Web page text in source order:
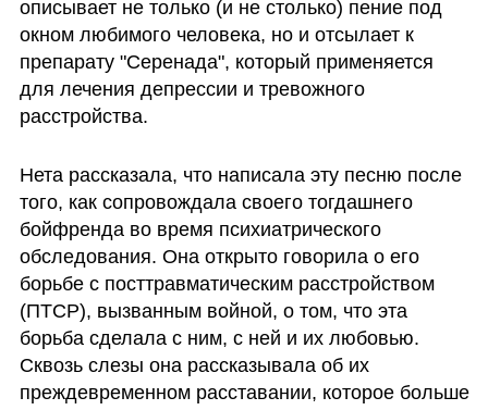
описывает не только (и не столько) пение под
окном любимого человека, но и отсылает к
препарату "Серенада", который применяется
для лечения депрессии и тревожного
расстройства.
Нета рассказала, что написала эту песню после
того, как сопровождала своего тогдашнего
бойфренда во время психиатрического
обследования. Она открыто говорила о его
борьбе с посттравматическим расстройством
(ПТСР), вызванным войной, о том, что эта
борьба сделала с ним, с ней и их любовью.
Сквозь слезы она рассказывала об их
преждевременном расставании, которое больше